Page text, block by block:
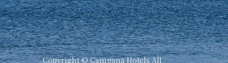
Copyright © Campana Hotels All